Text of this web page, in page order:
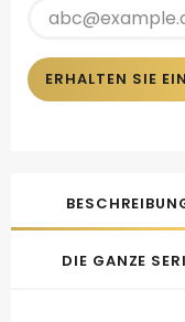
ERHALTEN SIE
DIE GANZE